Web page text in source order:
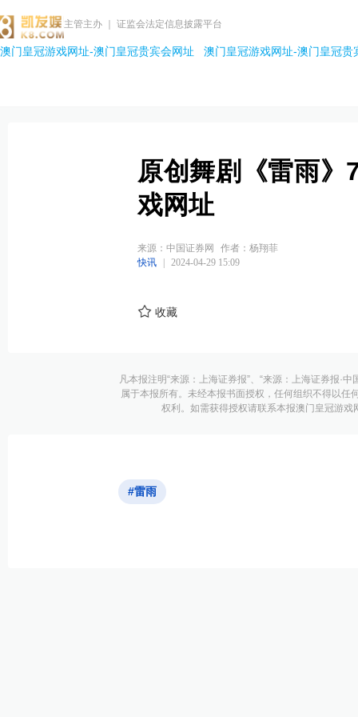
主管主办 ｜ 证监会法定信息披露平台
澳门皇冠游戏网址-澳门皇冠贵宾会网址 澳门皇冠游戏网址-澳门皇冠贵
原创舞剧《雷雨
戏网址
来源：中国证券网
作者：杨翔菲
快讯
2024-04-29 15:09
收藏
凡本报注明“来源：上海证券报”、“来源：上海证券报·
属于本报所有。未经本报书面授权，任何组织不得以
权利。如需获得授权请联系本报澳门皇冠游
#雷雨